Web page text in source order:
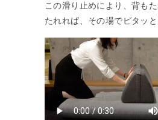
この滑り止めにより、背も
たれれば、その場でピタッと